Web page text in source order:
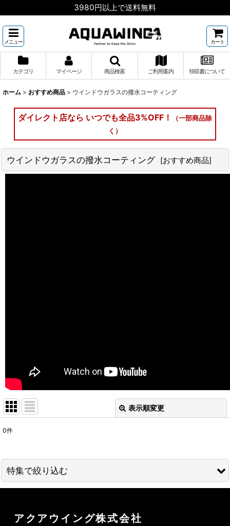
3980円以上で送料無料
メニュー カート
カテゴリ マイページ 商品検索 ご利用案内 領収書について
ホーム > おすすめ商品 > ウインドウガラスの撥水コーティング
ダイレクト店なら いつでも全品3%OFF！
（一部商品除
く）
ウインドウガラスの撥水コーティング [おすすめ商品]
表示順変更
並び順 :
0件
特集で絞り込む
水洗いの方法
アクアウイング株式会社